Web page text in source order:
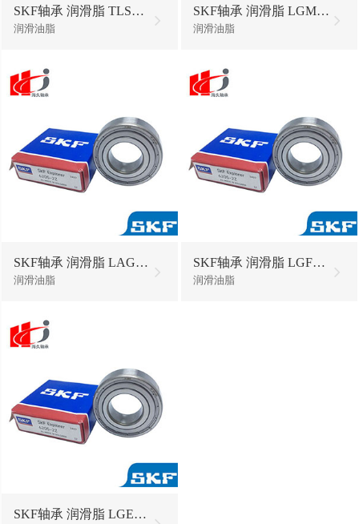
SKF轴承 润滑脂 TLSD250/WA2油脂黄油
润滑油脂
SKF轴承 润滑脂 LGMT2/5油脂黄油
润滑油脂
SKF轴承 润滑脂 LAGD125/WA2油封油脂
润滑油脂
SKF轴承 润滑脂 LGFP2/1油脂黄油
润滑油脂
SKF轴承 润滑脂 LGEP2/1油脂黄油